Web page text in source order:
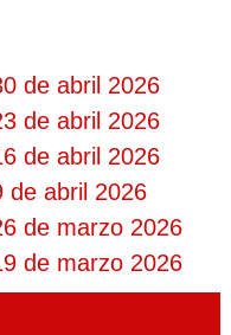
de abril 2026
de abril 2026
de abril 2026
de abril 2026
de marzo 2026
de marzo 2026